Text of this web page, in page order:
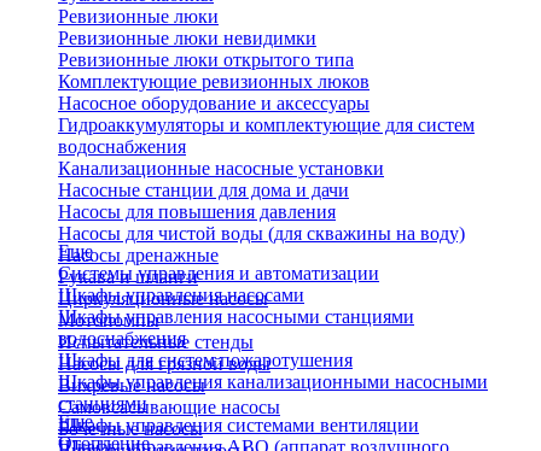
Ревизионные люки
Ревизионные люки невидимки
Ревизионные люки открытого типа
Комплектующие ревизионных люков
Насосное оборудование и аксессуары
Гидроаккумуляторы и комплектующие для систем
водоснабжения
Канализационные насосные установки
Насосные станции для дома и дачи
Насосы для повышения давления
Насосы для чистой воды (для скважины на воду)
Насосы дренажные
Рукава и шланги
Циркуляционные насосы
Мотопомпы
Испытательные стенды
Насосы для грязной воды
Вихревые насосы
Самовсасывающие насосы
Бочечные насосы
Еще
Системы управления и автоматизации
Шкафы управления насосами
Шкафы управления насосными станциями
водоснабжения
Шкафы для систем пожаротушения
Шкафы управления канализационными насосными
станциями
Шкафы управления системами вентиляции
Шкафы управления АВО (аппарат воздушного
Еще
Отопление